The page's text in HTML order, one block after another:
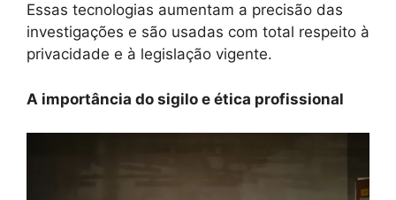
Essas tecnologias aumentam a precisão das
investigações e são usadas com total respeito à
privacidade e à legislação vigente.
A importância do sigilo e ética profissional